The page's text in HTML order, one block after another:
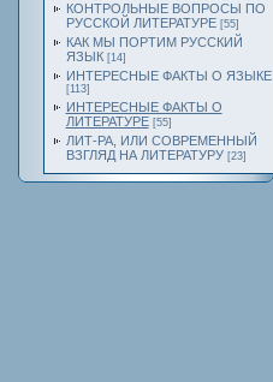
КОНТРОЛЬНЫЕ ВОПРОСЫ ПО
РУССКОЙ ЛИТЕРАТУРЕ [55]
КАК МЫ ПОРТИМ РУССКИЙ
ЯЗЫК [14]
ИНТЕРЕСНЫЕ ФАКТЫ О ЯЗЫКЕ
[113]
ИНТЕРЕСНЫЕ ФАКТЫ О
ЛИТЕРАТУРЕ [55]
ЛИТ-РА, ИЛИ СОВРЕМЕННЫЙ
ВЗГЛЯД НА ЛИТЕРАТУРУ [23]